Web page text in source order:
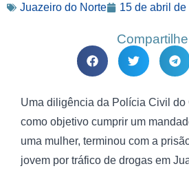
Juazeiro do Norte 15 de abril de
Uma diligência da Polícia Civil do
como objetivo cumprir um
uma mulher, terminou com a
jovem por tráfico de drogas em